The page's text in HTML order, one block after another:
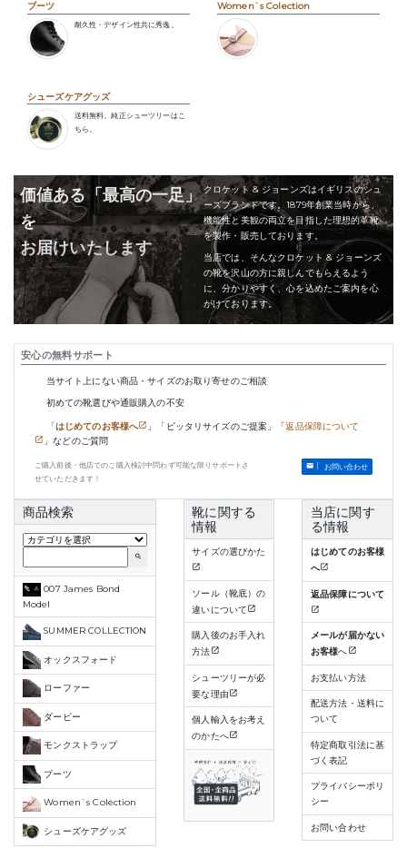
ブーツ
耐久性・デザイン性共に秀逸。
Women`s Colection
シューズケアグッズ
送料無料。純正シューツリーはこ
ちら。
価値ある「最高の一足」
を
お届けいたします
クロケット & ジョーンズはイギリスのシュ
ーズブランドです。1879年創業当時から、
機能性と美観の両立を目指した理想的革靴
を製作・販売しております。
当店では、そんなクロケット & ジョーンズ
の靴を沢山の方に親しんでもらえるよう
に、分かりやすく、心を込めたご案内を心
がけております。
安心の無料サポート
当サイト上にない商品・サイズのお取り寄せのご相談
初めての靴選びや通販購入の不安
「はじめてのお客様へ 」「ピッタリサイズのご提案」「返品保障について
」などのご質問
ご購入前後・他店でのご購入検討中問わず可能な限りサポートさ
せていただきます！
お問い合わせ
商品検索
search
007 James Bond
Model
SUMMER COLLECTION
オックスフォード
ローファー
ダービー
モンクストラップ
ブーツ
Women`s Colection
シューズケアグッズ
靴に関する
情報
サイズの選びかた
ソール（靴底）の
違いについて
購入後のお手入れ
方法
シューツリーが必
要な理由
個人輸入をお考え
のかたへ
当店に関す
る情報
はじめてのお客様
へ
返品保障について
メールが届かない
お客様へ
お支払い方法
配送方法・送料に
ついて
特定商取引法に基
づく表記
プライバシーポリ
シー
お問い合わせ